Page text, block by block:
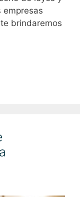
empresas
brindaremos